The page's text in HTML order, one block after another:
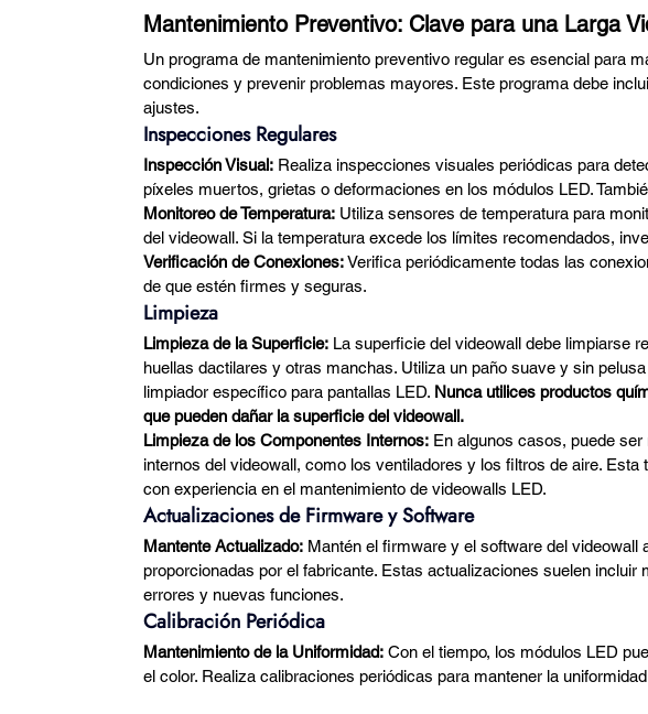
Mantenimiento Preventivo: Clave para una Larga
Un programa de mantenimiento preventivo regular es esencial para
condiciones y prevenir problemas mayores. Este programa debe
ajustes.
Inspecciones Regulares
Inspección Visual: Realiza inspecciones visuales periódicas para
píxeles muertos, grietas o deformaciones en los módulos LED.
Monitoreo de Temperatura: Utiliza sensores de temperatura para
del videowall. Si la temperatura excede los límites recomendados,
Verificación de Conexiones: Verifica periódicamente todas las
de que estén firmes y seguras.
Limpieza
Limpieza de la Superficie: La superficie del videowall debe limpiarse
huellas dactilares y otras manchas. Utiliza un paño suave y sin
limpiador específico para pantallas LED. Nunca utilices productos
que pueden dañar la superficie del videowall.
Limpieza de los Componentes Internos: En algunos casos, puede
internos del videowall, como los ventiladores y los filtros de aire. Esta
con experiencia en el mantenimiento de videowalls LED.
Actualizaciones de Firmware y Software
Mantente Actualizado: Mantén el firmware y el software del
proporcionadas por el fabricante. Estas actualizaciones suelen incluir
errores y nuevas funciones.
Calibración Periódica
Mantenimiento de la Uniformidad: Con el tiempo, los módulos LED
el color. Realiza calibraciones periódicas para mantener la